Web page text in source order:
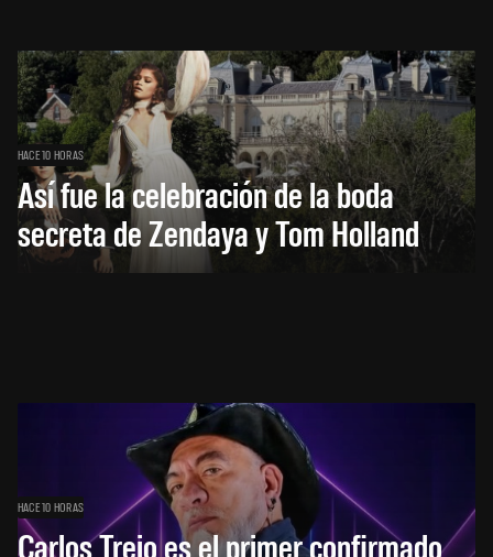
HACE 10 HORAS
Así fue la celebración de la boda
secreta de Zendaya y Tom Holland
HACE 10 HORAS
Carlos Trejo es el primer confirmado